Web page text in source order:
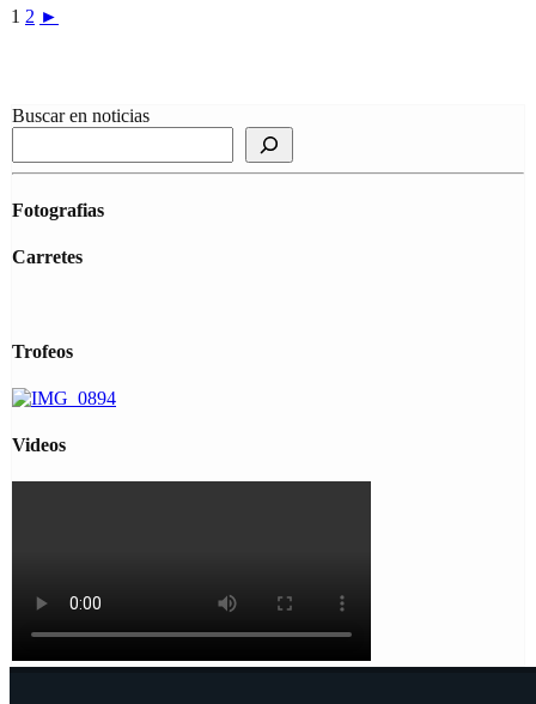
1 2 ►
Buscar en noticias
Fotografias
Carretes
Trofeos
Videos